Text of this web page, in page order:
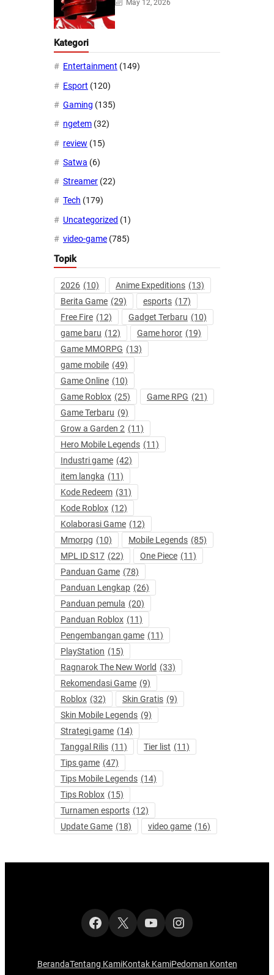
May 12, 2026
Kategori
Entertainment (149)
Esport (120)
Gaming (135)
ngetem (32)
review (15)
Satwa (6)
Streamer (22)
Tech (179)
Uncategorized (1)
video-game (785)
Topik
2026 (10) Anime Expeditions (13)
Berita Game (29) esports (17)
Free Fire (12) Gadget Terbaru (10)
game baru (12) Game horor (19)
Game MMORPG (13)
game mobile (49)
Game Online (10)
Game Roblox (25) Game RPG (21)
Game Terbaru (9)
Grow a Garden 2 (11)
Hero Mobile Legends (11)
Industri game (42)
item langka (11)
Kode Redeem (31)
Kode Roblox (12)
Kolaborasi Game (12)
Mmorpg (10) Mobile Legends (85)
MPL ID S17 (22) One Piece (11)
Panduan Game (78)
Panduan Lengkap (26)
Panduan pemula (20)
Panduan Roblox (11)
Pengembangan game (11)
PlayStation (15)
Ragnarok The New World (33)
Rekomendasi Game (9)
Roblox (32) Skin Gratis (9)
Skin Mobile Legends (9)
Strategi game (14)
Tanggal Rilis (11) Tier list (11)
Tips game (47)
Tips Mobile Legends (14)
Tips Roblox (15)
Turnamen esports (12)
Update Game (18) video game (16)
Facebook
X YouTubeInstagram
BerandaTentang KamiKontak KamiPedoman Konten